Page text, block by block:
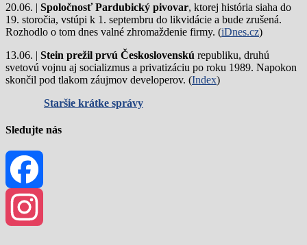
20.06. | Spoločnosť Pardubický pivovar, ktorej história siaha do
19. storočia, vstúpi k 1. septembru do likvidácie a bude zrušená.
Rozhodlo o tom dnes valné zhromaždenie firmy. (iDnes.cz)
13.06. | Stein prežil prvú Československú republiku, druhú
svetovú vojnu aj socializmus a privatizáciu po roku 1989. Napokon
skončil pod tlakom záujmov developerov. (Index)
Staršie krátke správy
Sledujte nás
Facebook